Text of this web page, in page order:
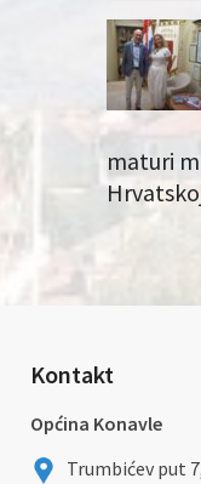
maturi
Kontakt
Općina Konavle
Trumbićev put